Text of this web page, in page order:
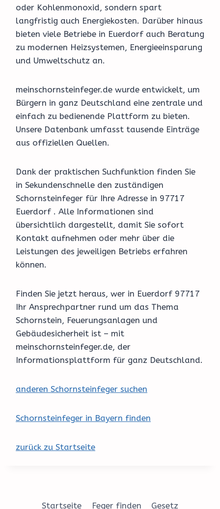
oder Kohlenmonoxid, sondern spart
langfristig auch Energiekosten. Darüber hinaus
bieten viele Betriebe in Euerdorf auch Beratung
zu modernen Heizsystemen, Energieeinsparung
und Umweltschutz an.
meinschornsteinfeger.de wurde entwickelt, um
Bürgern in ganz Deutschland eine zentrale und
einfach zu bedienende Plattform zu bieten.
Unsere Datenbank umfasst tausende Einträge
aus offiziellen Quellen.
Dank der praktischen Suchfunktion finden Sie
in Sekundenschnelle den zuständigen
Schornsteinfeger für Ihre Adresse in 97717
Euerdorf . Alle Informationen sind
übersichtlich dargestellt, damit Sie sofort
Kontakt aufnehmen oder mehr über die
Leistungen des jeweiligen Betriebs erfahren
können.
Finden Sie jetzt heraus, wer in Euerdorf 97717
Ihr Ansprechpartner rund um das Thema
Schornstein, Feuerungsanlagen und
Gebäudesicherheit ist – mit
meinschornsteinfeger.de, der
Informationsplattform für ganz Deutschland.
anderen Schornsteinfeger suchen
Schornsteinfeger in Bayern finden
zurück zu Startseite
Startseite Feger finden Gesetz